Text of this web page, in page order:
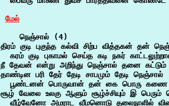
மேல்
    நெஞ்சால் (4)
திரம் குடி புகுந்த கல்வி சிற்ப வித்தகன் தன்
கரம் குடி புகாமல் செய்த கடி நகர்
நீ தேவன் என்று அறிந்து நெஞ்சால் தனை கட்டும்
தாண்டின பரி தேர் தேடி சாபமும் தேடி நெஞ்சால்
பூண்டனன் பொருவான் தன் கை பொரு கணை
சூழ் வேலை உலகு ஆளும் சூழ்ச்சியும் இ பெரும்
வீழ்வேனோ அமராட வீமனொடு தலைநாளில்